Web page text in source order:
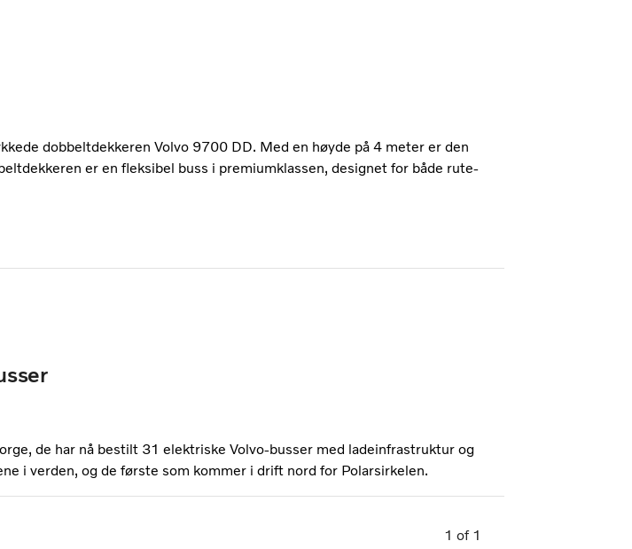
dobbeltdekkeren Volvo 9700 DD. Med en høyde på 4 meter er den
er en fleksibel buss i premiumklassen, designet for både rute-
de har nå bestilt 31 elektriske Volvo-busser med ladeinfrastruktur og
i verden, og de første som kommer i drift nord for Polarsirkelen.
1 of 1